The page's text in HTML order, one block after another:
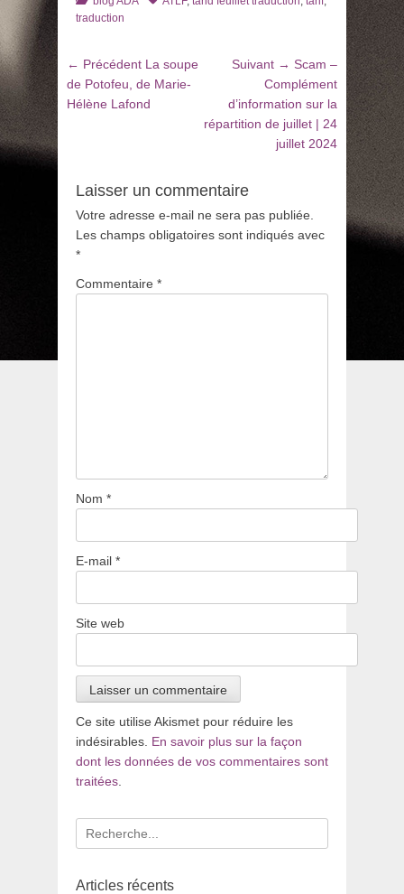
traduction
Navigation
de
l’article
← Précédent Article
précédent
:
La soupe
de Potofeu, de Marie-
Hélène Lafond
Suivant → Article
suivant
:
Scam –
Complément
d’information sur la
répartition de juillet | 24
juillet 2024
Laisser un commentaire
Votre adresse e-mail ne sera pas publiée.
Les champs obligatoires sont indiqués avec
*
Commentaire *
Nom *
E-mail *
Site web
Ce site utilise Akismet pour réduire les
indésirables. En savoir plus sur la façon
dont les données de vos commentaires sont
traitées
Recherche
pour
Articles récents